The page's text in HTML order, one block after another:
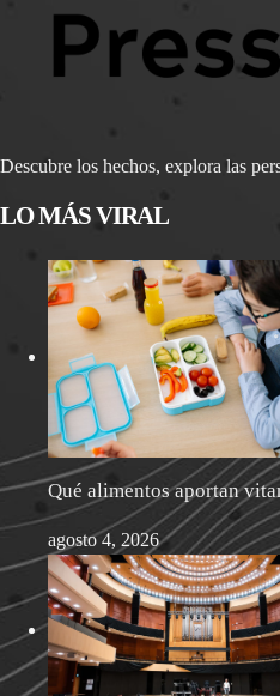
Descubre los hechos, explora las
LO MÁS VIRAL
Qué alimentos aportan
agosto 4, 2026